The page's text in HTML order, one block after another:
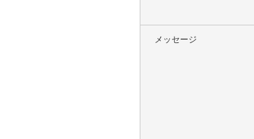
メッセージ